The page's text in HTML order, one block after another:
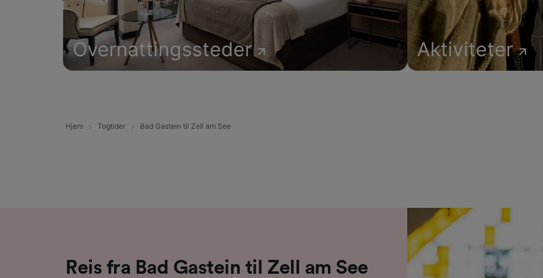
Overnattingssteder Aktiviteter
Hjem Togtider Bad Gastein til Zell am See
Reis fra Bad Gastein til Zell am See